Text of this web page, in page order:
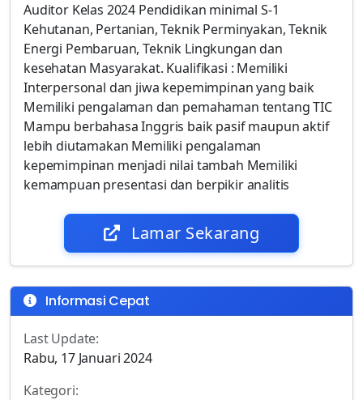
Auditor Kelas 2024 Pendidikan minimal S-1
Kehutanan, Pertanian, Teknik Perminyakan, Teknik
Energi Pembaruan, Teknik Lingkungan dan
kesehatan Masyarakat. Kualifikasi : Memiliki
Interpersonal dan jiwa kepemimpinan yang baik
Memiliki pengalaman dan pemahaman tentang TIC
Mampu berbahasa Inggris baik pasif maupun aktif
lebih diutamakan Memiliki pengalaman
kepemimpinan menjadi nilai tambah Memiliki
kemampuan presentasi dan berpikir analitis
Lamar Sekarang
Informasi Cepat
Last Update:
Rabu, 17 Januari 2024
Kategori: